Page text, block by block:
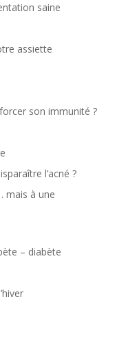
saine
assiette
son immunité ?
l’acné ?
mais à une
– diabète